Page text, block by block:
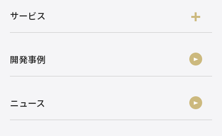
サービス
開発事例
ニュース